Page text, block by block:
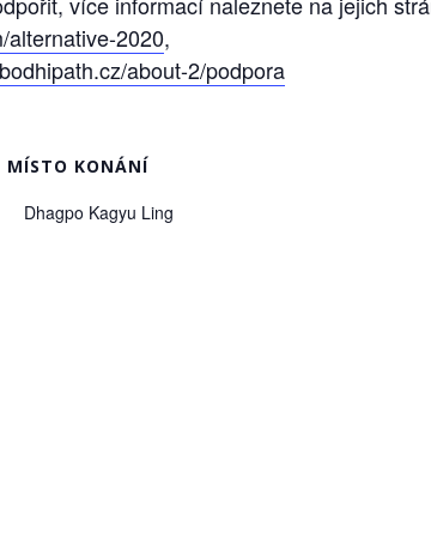
alternative-2020,
about-2/podpora
MÍSTO KONÁNÍ
Dhagpo Kagyu Ling